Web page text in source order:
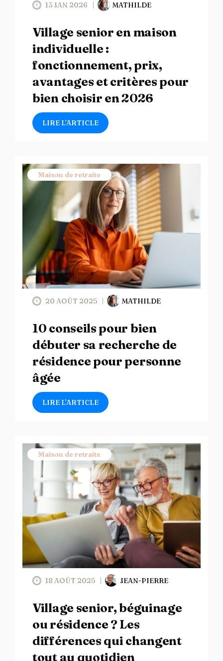
13 JAN 2026 MATHILDE
Village senior en maison
individuelle :
fonctionnement, prix,
avantages et critères pour
bien choisir en 2026
LIRE L’ARTICLE
Maison de retraite
20 AOÛT 2025 MATHILDE
10 conseils pour bien
débuter sa recherche de
résidence pour personne
âgée
LIRE L’ARTICLE
Maison de retraite
18 AOÛT 2025 JEAN-PIERRE
Village senior, béguinage
ou résidence ? Les
différences qui changent
tout au quotidien